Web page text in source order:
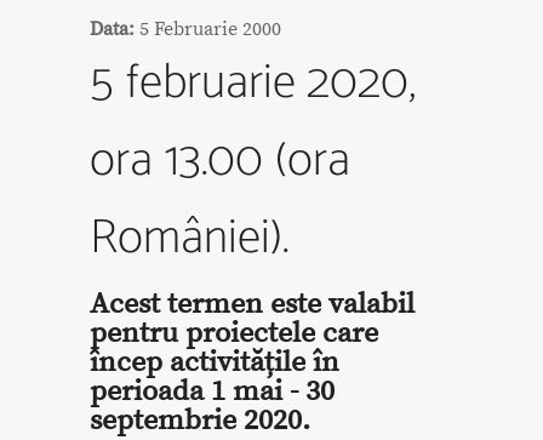
Data: 5 Februarie 2000
5 februarie2020,
ora 13.00 (ora
României).
Acest termen este valabil
pentru proiectele care
încep activitățile în
perioada 1 mai - 30
septembrie 2020.